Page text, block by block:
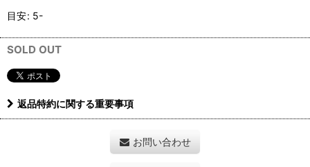
目安: 5-
SOLD OUT
返品特約に関する重要事項
お問い合わせ